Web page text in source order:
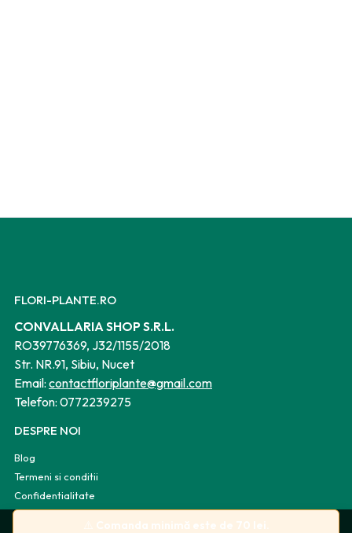
⚠️ Comanda minimă este de 70 lei.
FLORI-PLANTE.RO
CONVALLARIA SHOP S.R.L.
RO39776369, J32/1155/2018
Str. NR.91, Sibiu, Nucet
Email: contactfloriplante@gmail.com
Telefon: 0772239275
DESPRE NOI
Blog
Termeni si conditii
Confidentialitate
Politica de Cookies